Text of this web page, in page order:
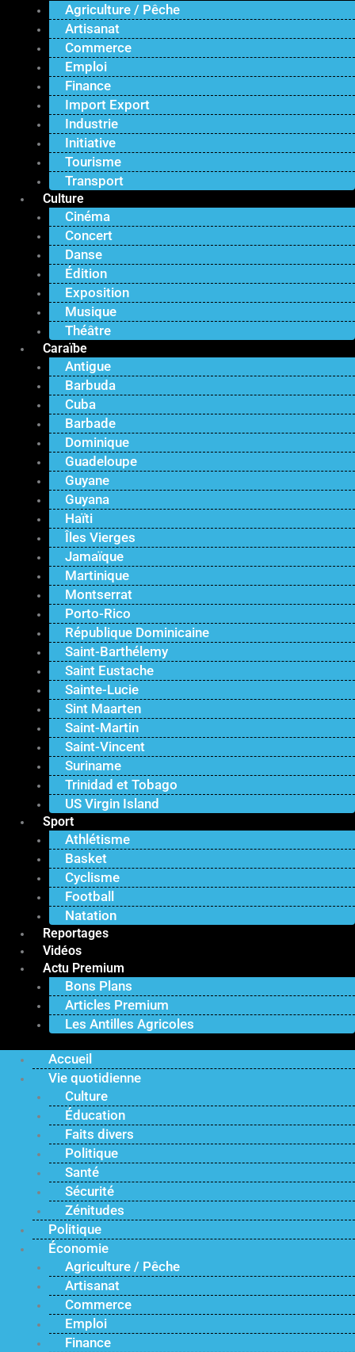
Agriculture / Pêche
Artisanat
Commerce
Emploi
Finance
Import Export
Industrie
Initiative
Tourisme
Transport
Culture
Cinéma
Concert
Danse
Édition
Exposition
Musique
Théâtre
Caraïbe
Antigue
Barbuda
Cuba
Barbade
Dominique
Guadeloupe
Guyane
Guyana
Haïti
Îles Vierges
Jamaïque
Martinique
Montserrat
Porto-Rico
République Dominicaine
Saint-Barthélemy
Saint Eustache
Sainte-Lucie
Sint Maarten
Saint-Martin
Saint-Vincent
Suriname
Trinidad et Tobago
US Virgin Island
Sport
Athlétisme
Basket
Cyclisme
Football
Natation
Reportages
Vidéos
Actu Premium
Bons Plans
Articles Premium
Les Antilles Agricoles
Accueil
Vie quotidienne
Culture
Éducation
Faits divers
Politique
Santé
Sécurité
Zénitudes
Politique
Économie
Agriculture / Pêche
Artisanat
Commerce
Emploi
Finance